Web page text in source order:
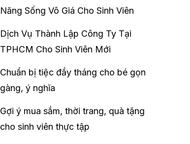
Năng Sống Vô Giá Cho Sinh Viên
Dịch Vụ Thành Lập Công Ty Tại
TPHCM Cho Sinh Viên Mới
Chuẩn bị tiệc đầy tháng cho bé gọn
gàng, ý nghĩa
Gợi ý mua sắm, thời trang, quà tặng
cho sinh viên thực tập